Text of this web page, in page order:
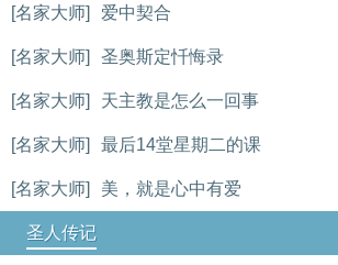
[名家大师] 爱中契合
[名家大师] 圣奥斯定忏悔录
[名家大师] 天主教是怎么一回事
[名家大师] 最后14堂星期二的课
[名家大师] 美，就是心中有爱
圣人传记